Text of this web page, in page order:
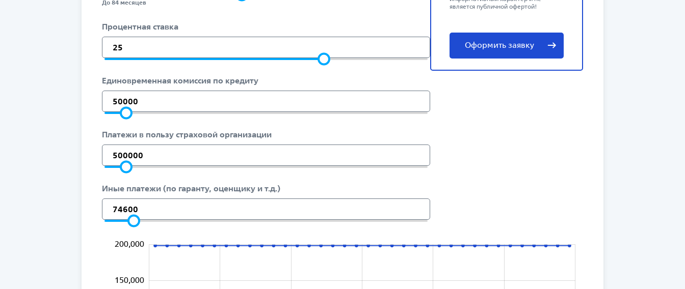
До 84 месяцев
Процентная ставка
Единовременная комиссия по кредиту
Платежи в пользу страховой организации
Иные платежи (по гаранту, оценщику и т.д.)
является публичной офертой!
Оформить заявку
150,000
200,000